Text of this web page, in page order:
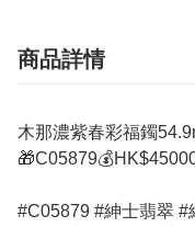
商品詳情
木那濃紫春彩福鐲
#C05879 #紳士翡翠 #